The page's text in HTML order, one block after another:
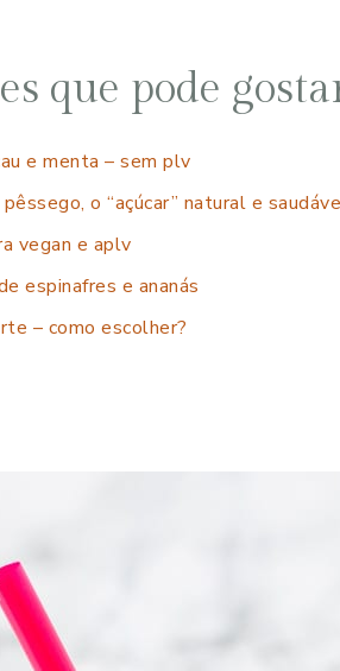
que pode
e menta – sem plv
o “açúcar” natural e
vegan e aplv
espinafres e ananás
– como escolher?